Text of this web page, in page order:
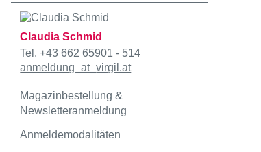
Claudia Schmid
Tel. +43 662 65901 - 514
anmeldung _at_virgil.at
Magazinbestellung &
Newsletteranmeldung
Anmeldemodalitäten